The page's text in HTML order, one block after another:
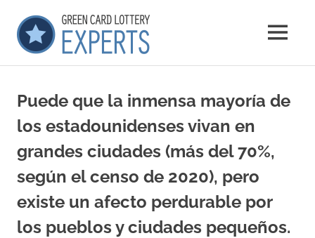
contenido
GCLExperts
Experts
MENÚ
Puede que la inmensa mayoría de
los estadounidenses vivan en
grandes ciudades (más del 70%,
según el censo de 2020), pero
existe un afecto perdurable por
los pueblos y ciudades pequeños.